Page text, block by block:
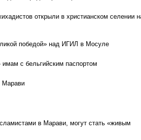
открыли в христианском селении
победой» над ИГИЛ в Мосуле
с бельгийским паспортом
Марави
в Марави, могут стать «живым